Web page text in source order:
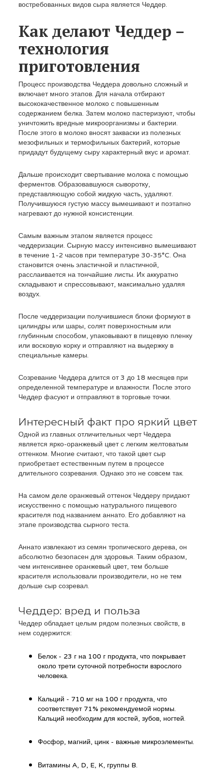
востребованных видов сыра является Чеддер.
Как делают Чеддер –
технология
приготовления
Процесс производства Чеддера довольно сложный и
включает много этапов. Для начала отбирают
высококачественное молоко с повышенным
содержанием белка. Затем молоко пастеризуют, чтобы
уничтожить вредные микроорганизмы и бактерии.
После этого в молоко вносят закваски из полезных
мезофильных и термофильных бактерий, которые
придадут будущему сыру характерный вкус и аромат.
Дальше происходит свертывание молока с помощью
ферментов. Образовавшуюся сыворотку,
представляющую собой жидкую часть, удаляют.
Получившуюся густую массу вымешивают и поэтапно
нагревают до нужной консистенции.
Самым важным этапом является процесс
чеддеризации. Сырную массу интенсивно вымешивают
в течение 1-2 часов при температуре 30-35°C. Она
становится очень эластичной и пластичной,
расслаивается на тончайшие листы. Их аккуратно
складывают и спрессовывают, максимально удаляя
воздух.
После чеддеризации получившиеся блоки формуют в
цилиндры или шары, солят поверхностным или
глубинным способом, упаковывают в пищевую пленку
или восковую корку и отправляют на выдержку в
специальные камеры.
Созревание Чеддера длится от 3 до 18 месяцев при
определенной температуре и влажности. После этого
Чеддер фасуют и отправляют в торговые точки.
Интересный факт про яркий цвет
Одной из главных отличительных черт Чеддера
является ярко-оранжевый цвет с легким желтоватым
оттенком. Многие считают, что такой цвет сыр
приобретает естественным путем в процессе
длительного созревания. Однако это не совсем так.
На самом деле оранжевый оттенок Чеддеру придают
искусственно с помощью натурального пищевого
красителя под названием аннато. Его добавляют на
этапе производства сырного теста.
Аннато извлекают из семян тропического дерева, он
абсолютно безопасен для здоровья. Таким образом,
чем интенсивнее оранжевый цвет, тем больше
красителя использовали производители, но не тем
дольше сыр созревал.
Чеддер: вред и польза
Чеддер обладает целым рядом полезных свойств, в
нем содержится:
Белок - 23 г на 100 г продукта, что покрывает
около трети суточной потребности взрослого
человека.
Кальций - 710 мг на 100 г продукта, что
соответствует 71% рекомендуемой нормы.
Кальций необходим для костей, зубов, ногтей.
Фосфор, магний, цинк - важные микроэлементы.
Витамины A, D, E, K, группы B.